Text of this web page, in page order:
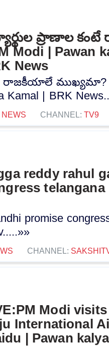
ప్రాణాల
Modi | Pawan
News
రాజకీయాలే ముఖ్యమా? |
Kamal | BRK
NEWS CHANNEL: TV9
reddy rahul
promise
CHANNEL:
Modi
International
| Pawan